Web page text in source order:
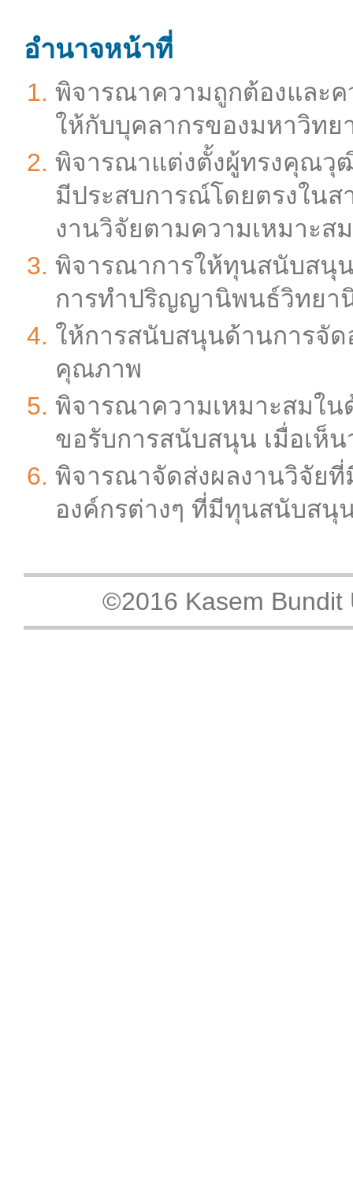
อำนาจหน้าที่
พิจารณาความถูกต้องและ
ให้กับบุคลากรของมหาวิทย
พิจารณาแต่งตั้งผู้ทรงคุณวุ
มีประสบการณ์โดยตรงในส
งานวิจัยตามความเหมาะสม
พิจารณาการให้ทุนสนับสนุ
การทำปริญญานิพนธ์วิทย
ให้การสนับสนุนด้านการจั
คุณภาพ
พิจารณาความเหมาะสมใ
ขอรับการสนับสนุน เมื่อเห็
พิจารณาจัดส่งผลงานวิจัย
องค์กรต่างๆ ที่มีทุนสนับสนุ
©2016 Kasem Bundit